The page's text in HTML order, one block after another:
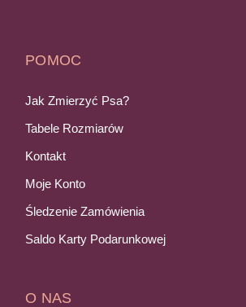
POMOC
Jak Zmierzyć Psa?
Tabele Rozmiarów
Kontakt
Moje Konto
Śledzenie Zamówienia
Saldo Karty Podarunkowej
O NAS